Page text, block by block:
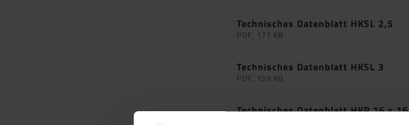
Technisches Datenblatt HKSL 2,5
PDF, 171 KB
Technisches Datenblatt HKSL 3
PDF, 159 KB
Technisches Datenblatt HKP 16 x 16